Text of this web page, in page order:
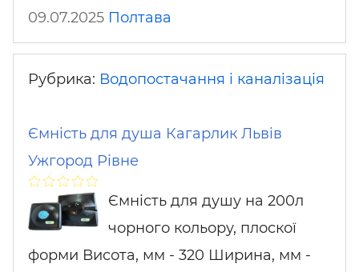
09.07.2025 Полтава
Рубрика: Водопостачання і каналізація
Ємність для душа Кагарлик Львів
Ужгород Рівне
Ємність для душу на 200л
чорного кольору, плоскої
форми Висота, мм - 320 Ширина, мм -